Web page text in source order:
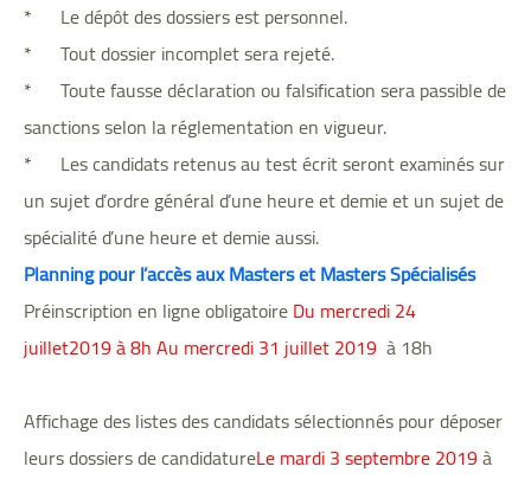
* Le dépôt des dossiers est personnel.
* Tout dossier incomplet sera rejeté.
* Toute fausse déclaration ou falsification sera passible de
sanctions selon la réglementation en vigueur.
* Les candidats retenus au test écrit seront examinés sur
un sujet d’ordre général d’une heure et demie et un sujet de
spécialité d’une heure et demie aussi.
Planning pour l’accès aux Masters et Masters Spécialisés
Préinscription en ligne obligatoireDu mercredi 24
juillet2019 à 8h Au mercredi 31 juillet 2019 à 18h
Affichage des listes des candidats sélectionnés pour déposer
leurs dossiers de candidatureLe mardi 3 septembre 2019à